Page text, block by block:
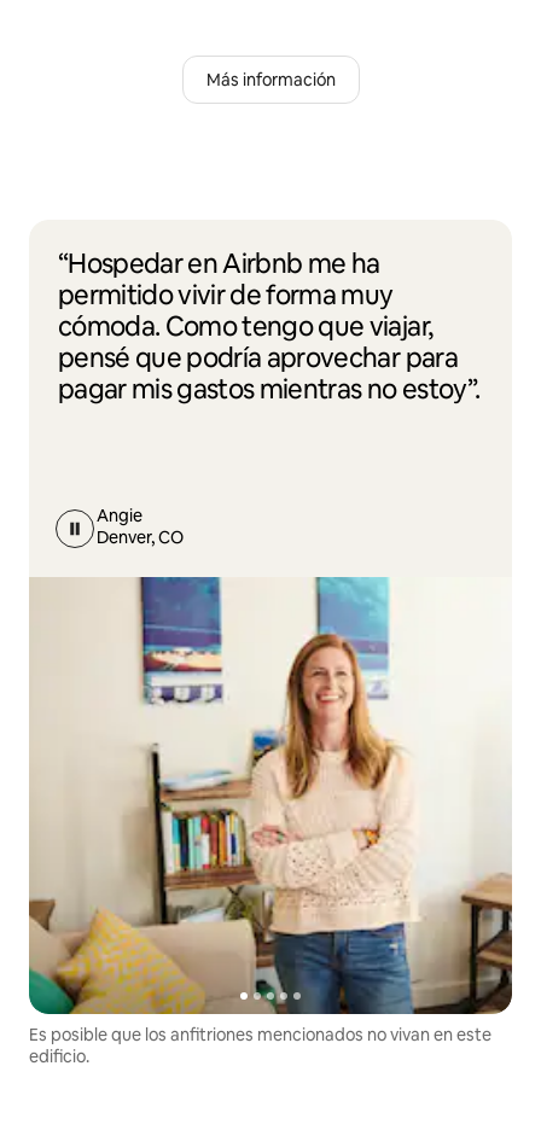
Más información
“Hospedar en Airbnb me ha
permitido vivir de forma muy
cómoda. Como tengo que viajar,
pensé que podría aprovechar para
pagar mis gastos mientras no estoy”.
Angie
Denver, CO
Es posible que los anfitriones mencionados no vivan en este
edificio.